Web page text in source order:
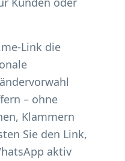
Link die
– ohne
Klammern
Sie den Link,
aktiv